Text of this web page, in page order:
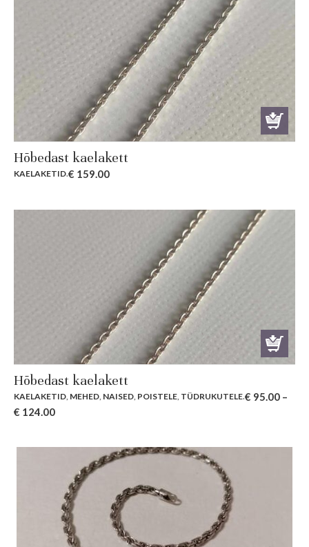
Hõbedast kaelakett
KAELAKETID.€ 159.00
Hõbedast kaelakett
KAELAKETID MEHED NAISED POISTELE TÜDRUKUTELE.€ 95.00 –
€ 124.00